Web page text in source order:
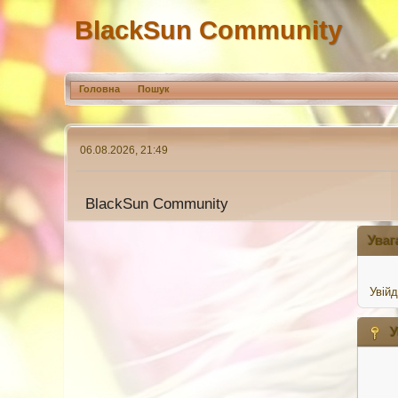
BlackSun Community
Головна Пошук
06.08.2026, 21:49
BlackSun Community